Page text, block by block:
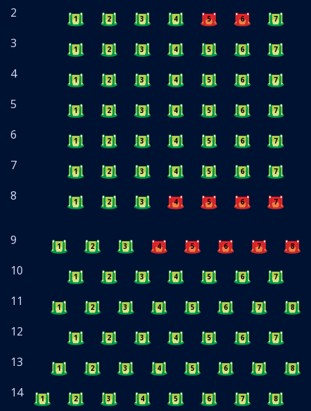
2 1 2 3 4 5 6 7
3 1 2 3 4 5 6 7
4 1 2 3 4 5 6 7
5 1 2 3 4 5 6 7
6 1 2 3 4 5 6 7
7 1 2 3 4 5 6 7
8 1 2 3 4 5 6 7
9 1 2 3 4 5 6 7 8
10 1 2 3 4 5 6 7
11 1 2 3 4 5 6 7 8
12 1 2 3 4 5 6 7
13 1 2 3 4 5 6 7 8
14 1 2 3 4 5 6 7 8